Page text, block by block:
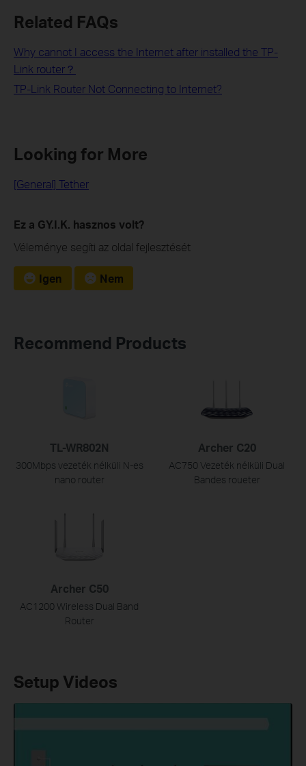
Related FAQs
Why cannot I access the Internet after installed the TP-
Link router？
TP-Link Router Not Connecting to Internet?
Looking for More
[General] Tether
Ez a GY.I.K. hasznos volt?
Véleménye segíti az oldal fejlesztését
Igen Nem
Recommend Products
TL-WR802N
300Mbps vezeték nélküli N-es
nano router
Archer C20
AC750 Vezeték nélküli Dual
Bandes roueter
Archer C50
AC1200 Wireless Dual Band
Router
Setup Videos